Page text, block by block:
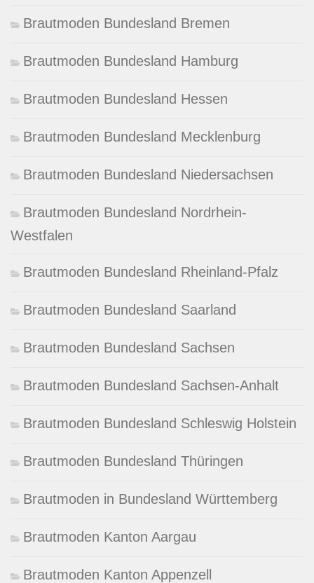
Brautmoden Bundesland Bremen
Brautmoden Bundesland Hamburg
Brautmoden Bundesland Hessen
Brautmoden Bundesland Mecklenburg
Brautmoden Bundesland Niedersachsen
Brautmoden Bundesland Nordrhein-
Westfalen
Brautmoden Bundesland Rheinland-Pfalz
Brautmoden Bundesland Saarland
Brautmoden Bundesland Sachsen
Brautmoden Bundesland Sachsen-Anhalt
Brautmoden Bundesland Schleswig Holstein
Brautmoden Bundesland Thüringen
Brautmoden in Bundesland Württemberg
Brautmoden Kanton Aargau
Brautmoden Kanton Appenzell